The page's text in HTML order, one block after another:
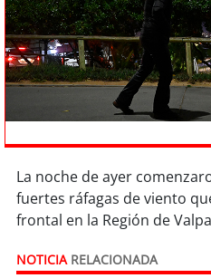
Tecnología
Sostenibilidad
soychile
soy arica
soy iquique
soy calama
La noche de ayer
fuertes ráfagas de viento
frontal en la Región de
NOTICIARELACIONADA